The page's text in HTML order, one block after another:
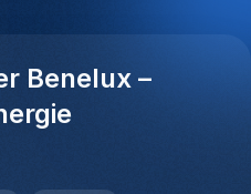
Benelux –